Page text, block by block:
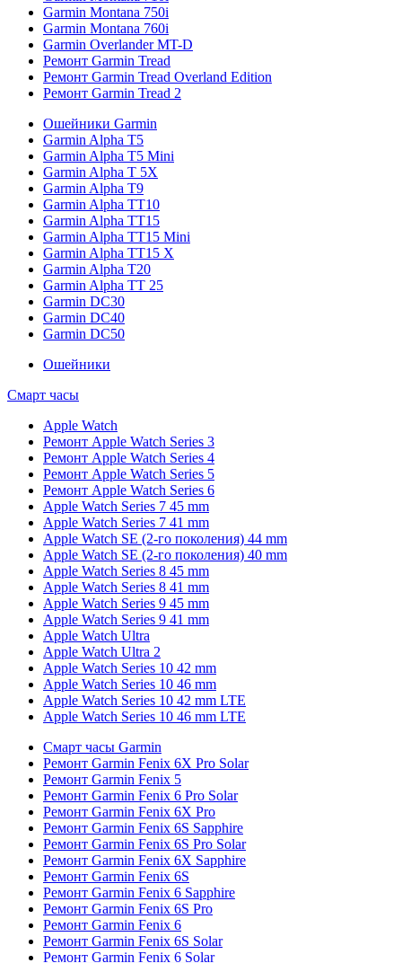
Garmin Montana 750i
Garmin Montana 760i
Garmin Overlander MT-D
Ремонт Garmin Tread
Ремонт Garmin Tread Overland Edition
Ремонт Garmin Tread 2
Ошейники Garmin
Garmin Alpha T5
Garmin Alpha T5 Mini
Garmin Alpha T 5X
Garmin Alpha T9
Garmin Alpha TT10
Garmin Alpha TT15
Garmin Alpha TT15 Mini
Garmin Alpha TT15 X
Garmin Alpha T20
Garmin Alpha TT 25
Garmin DC30
Garmin DC40
Garmin DC50
Ошейники
Смарт часы
Apple Watch
Ремонт Apple Watch Series 3
Ремонт Apple Watch Series 4
Ремонт Apple Watch Series 5
Ремонт Apple Watch Series 6
Apple Watch Series 7 45 mm
Apple Watch Series 7 41 mm
Apple Watch SE (2-го поколения) 44 mm
Apple Watch SE (2-го поколения) 40 mm
Apple Watch Series 8 45 mm
Apple Watch Series 8 41 mm
Apple Watch Series 9 45 mm
Apple Watch Series 9 41 mm
Apple Watch Ultra
Apple Watch Ultra 2
Apple Watch Series 10 42 mm
Apple Watch Series 10 46 mm
Apple Watch Series 10 42 mm LTE
Apple Watch Series 10 46 mm LTE
Смарт часы Garmin
Ремонт Garmin Fenix 6X Pro Solar
Ремонт Garmin Fenix 5
Ремонт Garmin Fenix 6 Pro Solar
Ремонт Garmin Fenix 6X Pro
Ремонт Garmin Fenix 6S Sapphire
Ремонт Garmin Fenix 6S Pro Solar
Ремонт Garmin Fenix 6X Sapphire
Ремонт Garmin Fenix 6S
Ремонт Garmin Fenix 6 Sapphire
Ремонт Garmin Fenix 6S Pro
Ремонт Garmin Fenix 6
Ремонт Garmin Fenix 6S Solar
Ремонт Garmin Fenix 6 Solar